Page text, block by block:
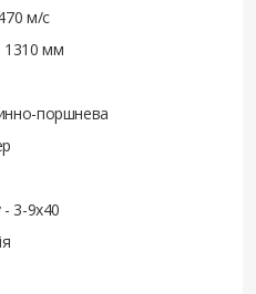
м/с
1310 мм
поршнева
- 3-9x40